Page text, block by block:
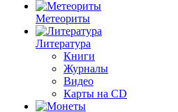
Метеориты
Литература
Книги
Журналы
Видео
Карты на CD